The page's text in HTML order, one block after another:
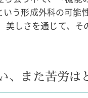
う形成外科の可能
美しさを通じて、
、また苦労は